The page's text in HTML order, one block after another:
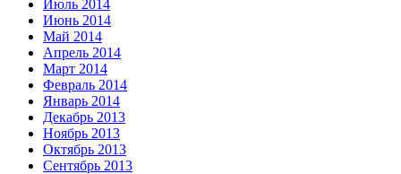
Июль 2014
Июнь 2014
Май 2014
Апрель 2014
Март 2014
Февраль 2014
Январь 2014
Декабрь 2013
Ноябрь 2013
Октябрь 2013
Сентябрь 2013